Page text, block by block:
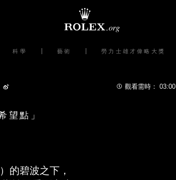
科學 藝術 勞力士雄才偉略大獎
觀看需時： 03:00
望點」
的碧波之下，